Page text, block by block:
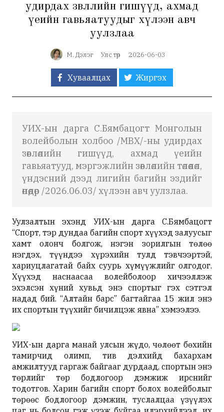
удирдах зөвлөлийн гишүүд, ахмад
үеийн гавьяатуудыг хүлээн авч
уулзлаа
М. Дэлэг Улс төр 2026-06-03
Хуваалцах Жиргэх
УИХ-ын дарга С.Бямбацогт Монголын
волейболын холбоо /МВХ/-ны удирдах
зөвлөлийн гишүүд, ахмад үеийн
гавьяатууд, мэргэжлийн зөвлөлийн төлөөлөл,
үндэсний дээд лигийн багийн эздийг
өнөөдөр /2026.06.03/ хүлээн авч уулзлаа.
Уулзалтын эхэнд УИХ-ын дарга С.Бямбацогт
“Спорт, тэр дундаа багийн спорт хүүхэд залуусыг
хамт олонч болгож, нэгэн зорилгын төлөө
нэгдэх, түүндээ хүрэхийн тулд тэвчээртэй,
хариуцлагатай байх суурь хүмүүжлийг олгодог.
Хүүхэд наснаасаа волейболоор хичээллэж
эхэлсэн хүний хувьд энэ спортыг гэх сэтгэл
надад бий. “Алтайн барс” багтайгаа 15 жил энэ
их спортын түүхийг бичилцэж явна” хэмээлээ.
УИХ-ын дарга манай улсын жүдо, чөлөөт бөхийн
тамирчид олимп, тив дэлхийд бахархам
амжилтууд гаргаж байгааг дурдаад, спортын энэ
төрлийг төр бодлогоор дэмжиж ирснийг
тодотгов. Харин багийн спорт болох волейболыг
төрөөс бодлогоор дэмжин, туслалцаа үзүүлэх